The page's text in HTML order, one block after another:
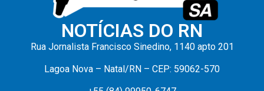
NOTÍCIAS DO RN
Rua Jornalista Francisco Sinedino, 1140 apto 201
Lagoa Nova – Natal/RN – CEP: 59062-570